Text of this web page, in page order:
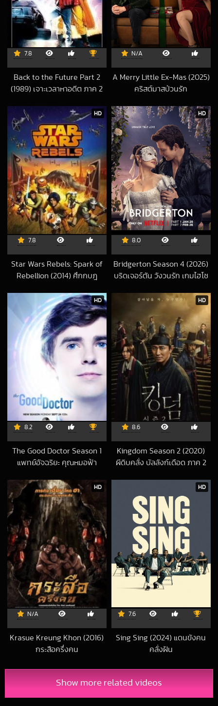
7.8
Back to the Future Part 2
(1989) เจาะเวลาหาอดีต ภาค 2
N/A
A Merry Little Ex-Mas (2025)
คริสต์มาสป่วนรัก
HD
7.8
Star Wars Rebels: Spark of
Rebellion (2014) ศึกกบฎ
2018-09-04 UTC
HD
8.0
Bridgerton Season 4 (2026)
บริดเจอร์ตัน วังวนรัก เกมไฮโซ
2026-03-07
HD
8.2
The Good Doctor Season 1
แพทย์อัจฉริยะ คุณหมอฟ้า
2020-10-27 UTC
HD
8.6
Kingdom Season 2 (2020)
ผีดิบคลั่ง บัลลังก์เดือด ภาค 2
HD
N/A
Krasue Kreung Khon (2016)
กระสือครึ่งคน
HD
7.6
Sing Sing (2024) แดนขังคน
คลั่งฝัน
Show more related videos